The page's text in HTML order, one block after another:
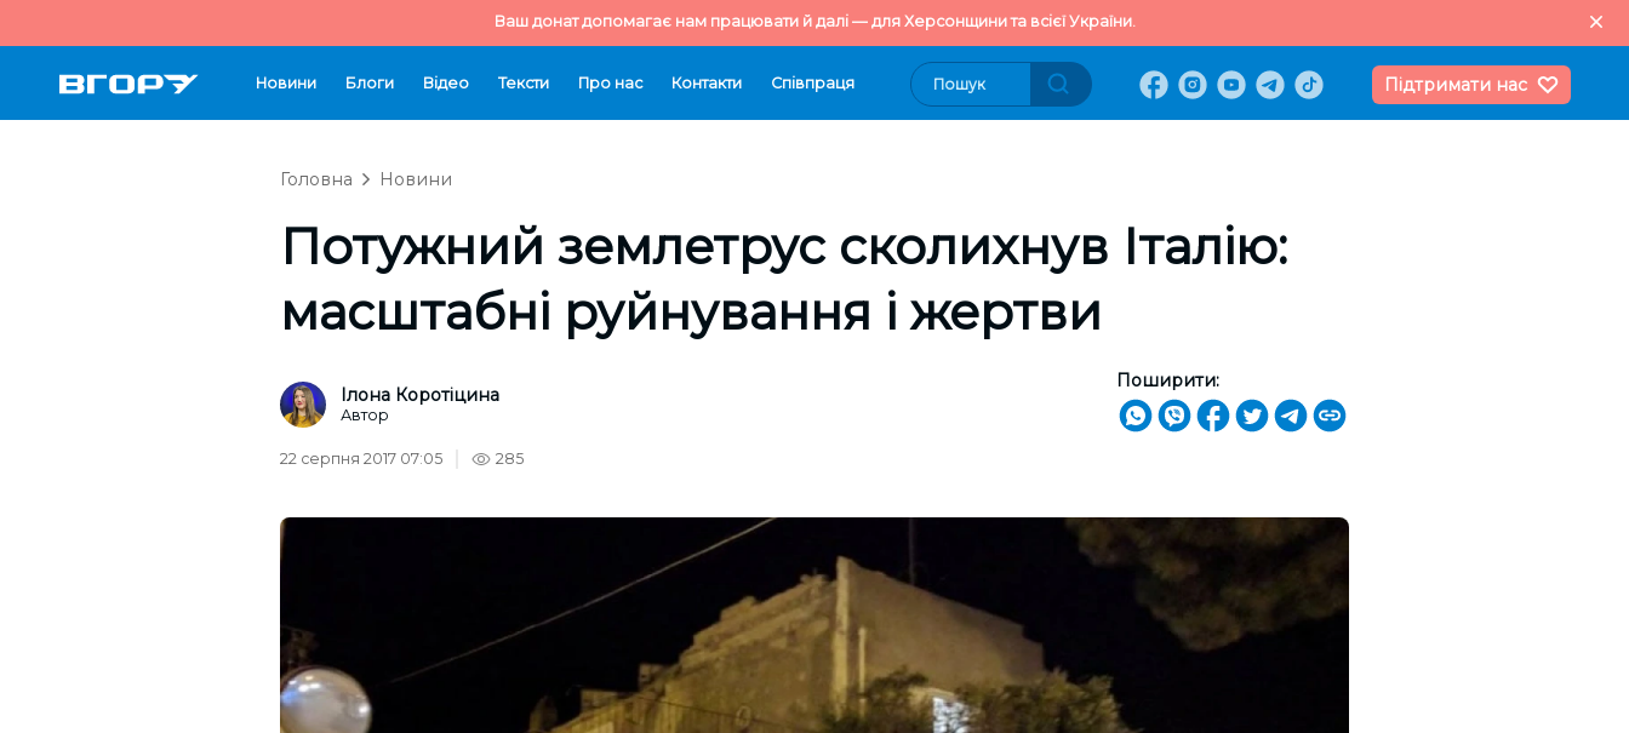
Ваш донат допомагає нам працювати й далі — для Херсонщини та всієї України.
Новини Блоги Відео Тексти Про нас Контакти Cпівпраця Підтримати нас
Головна Новини
Потужний землетрус сколихнув Італію:
масштабні руйнування і жертви
Ілона Коротіцина
Автор
Поширити:
22 серпня 2017 07:05 285